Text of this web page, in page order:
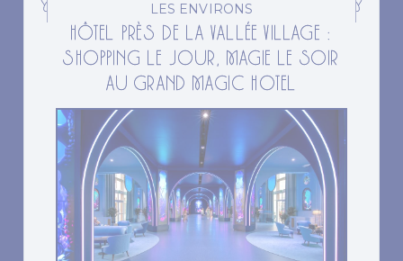
LES ENVIRONS
HÔTEL PRÈS DE LA VALLÉE VILLAGE :
SHOPPING LE JOUR, MAGIE LE SOIR
AU GRAND MAGIC HOTEL